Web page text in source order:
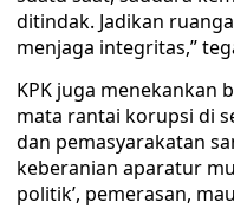
ditindak. Jadikan
menjaga integritas,”
KPK juga menekankan
mata rantai korupsi di
dan pemasyarakatan
keberanian aparatur
politik’, pemerasan,